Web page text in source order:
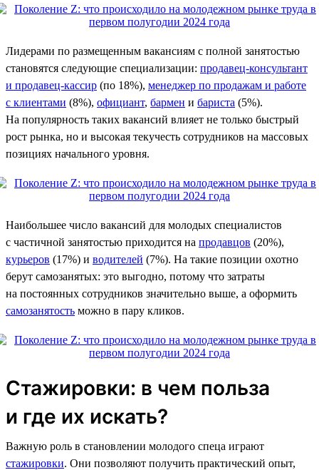
Лидерами по размещенным вакансиям с полной занятостью
становятся следующие специализации: продавец-консультант
и продавец-кассир (по 18%), менеджер по продажам и работе
с клиентами (8%), официант, бармен и бариста (5%).
На популярность таких вакансий влияет не только быстрый
рост рынка, но и высокая текучесть сотрудников на массовых
позициях начального уровня.
Наибольшее число вакансий для молодых специалистов
с частичной занятостью приходится на продавцов (20%),
курьеров (17%) и водителей (7%). На такие позиции охотно
берут самозанятых: это выгодно, потому что затраты
на постоянных сотрудников значительно выше, а оформить
самозанятость можно в пару кликов.
Стажировки: в чем польза
и где их искать?
Важную роль в становлении молодого спеца играют
стажировки. Они позволяют получить практический опыт,